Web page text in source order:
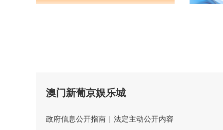
澳门新葡京娱乐城
政府信息公开指南 | 法定主动公开内容